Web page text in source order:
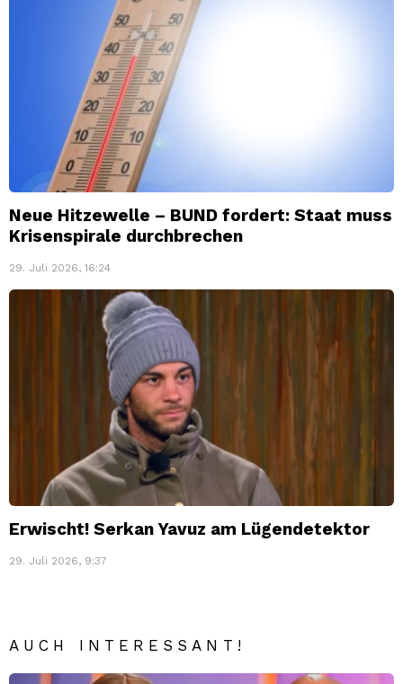
Neue Hitzewelle – BUND fordert: Staat muss
Krisenspirale durchbrechen
29. Juli 2026, 16:24
Erwischt! Serkan Yavuz am Lügendetektor
29. Juli 2026, 9:37
AUCH INTERESSANT!